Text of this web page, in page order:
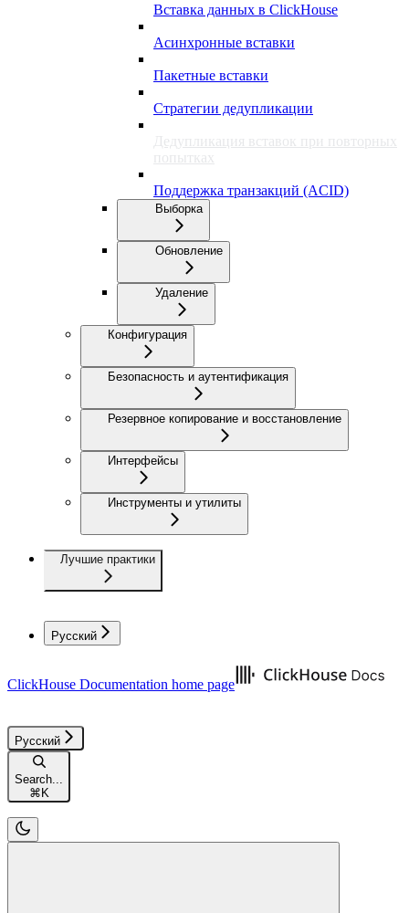
Вставка данных в ClickHouse
Асинхронные вставки
Пакетные вставки
Стратегии дедупликации
Дедупликация вставок при повторных
попытках
Поддержка транзакций (ACID)
Выборка
Обновление
Удаление
Конфигурация
Безопасность и аутентификация
Резервное копирование и восстановление
Интерфейсы
Инструменты и утилиты
Лучшие практики
Русский
ClickHouse Documentation home page
Русский
Search...
⌘ K